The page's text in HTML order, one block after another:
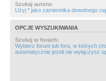
Szukaj autora:
Użyj * jako zamiennika dowolnego
OPCJE WYSZUKIWANIA
Szukaj w forach:
Wybierz forum lub fora, w których
automatycznie jeżeli nie wyłączysz